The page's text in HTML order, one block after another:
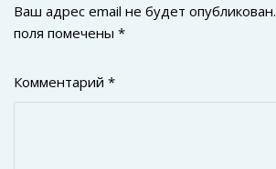
Ваш адрес email не будет опубликован.
поля помечены *
Комментарий *